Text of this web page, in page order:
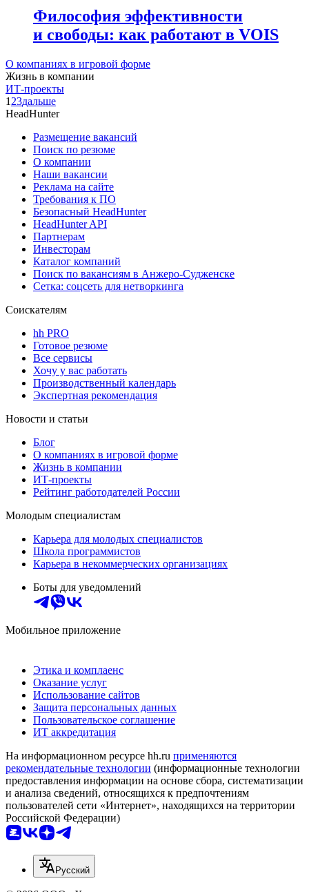
Философия эффективности
и свободы: как работают в VOIS
О компаниях в игровой форме
Жизнь в компании
ИТ-проекты
1 23дальше
HeadHunter
Размещение вакансий
Поиск по резюме
О компании
Наши вакансии
Реклама на сайте
Требования к ПО
Безопасный HeadHunter
HeadHunter API
Партнерам
Инвесторам
Каталог компаний
Поиск по вакансиям в Анжеро-Судженске
Сетка: соцсеть для нетворкинга
Соискателям
hh PRO
Готовое резюме
Все сервисы
Хочу у вас работать
Производственный календарь
Экспертная рекомендация
Новости и статьи
Блог
О компаниях в игровой форме
Жизнь в компании
ИТ-проекты
Рейтинг работодателей России
Молодым специалистам
Карьера для молодых специалистов
Школа программистов
Карьера в некоммерческих организациях
Боты для уведомлений
Мобильное приложение
Этика и комплаенс
Оказание услуг
Использование сайтов
Защита персональных данных
Пользовательское соглашение
ИТ аккредитация
На информационном ресурсе hh.ru применяются
рекомендательные технологии (информационные технологии
предоставления информации на основе сбора, систематизации
и анализа сведений, относящихся к предпочтениям
пользователей сети «Интернет», находящихся на территории
Российской Федерации)
Русский